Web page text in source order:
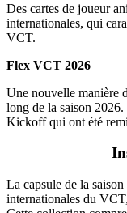
Des cartes de joueur
internationales, qui
VCT.
Flex VCT 2026
Une nouvelle manière
long de la saison
Kickoff qui ont été
La capsule de la
internationales du